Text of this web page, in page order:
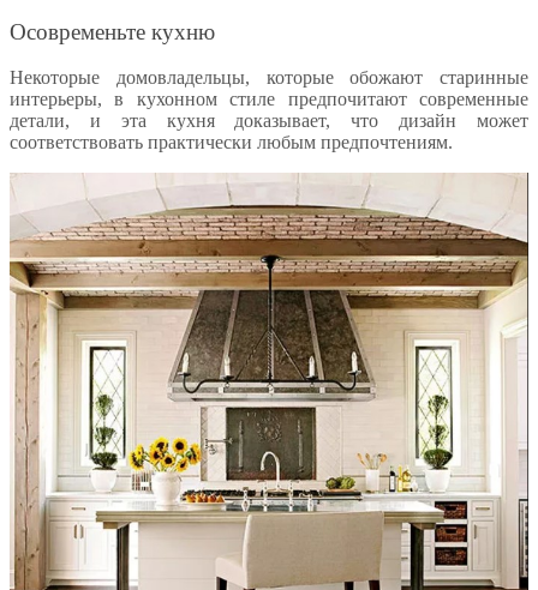
Осовременьте кухню
Некоторые домовладельцы, которые обожают старинные
интерьеры, в кухонном стиле предпочитают современные
детали, и эта кухня доказывает, что дизайн может
соответствовать практически любым предпочтениям.